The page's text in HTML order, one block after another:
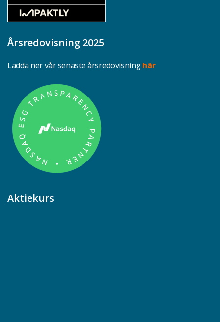
Årsredovisning 2025
Ladda ner vår senaste årsredovisninghär
Aktiekurs